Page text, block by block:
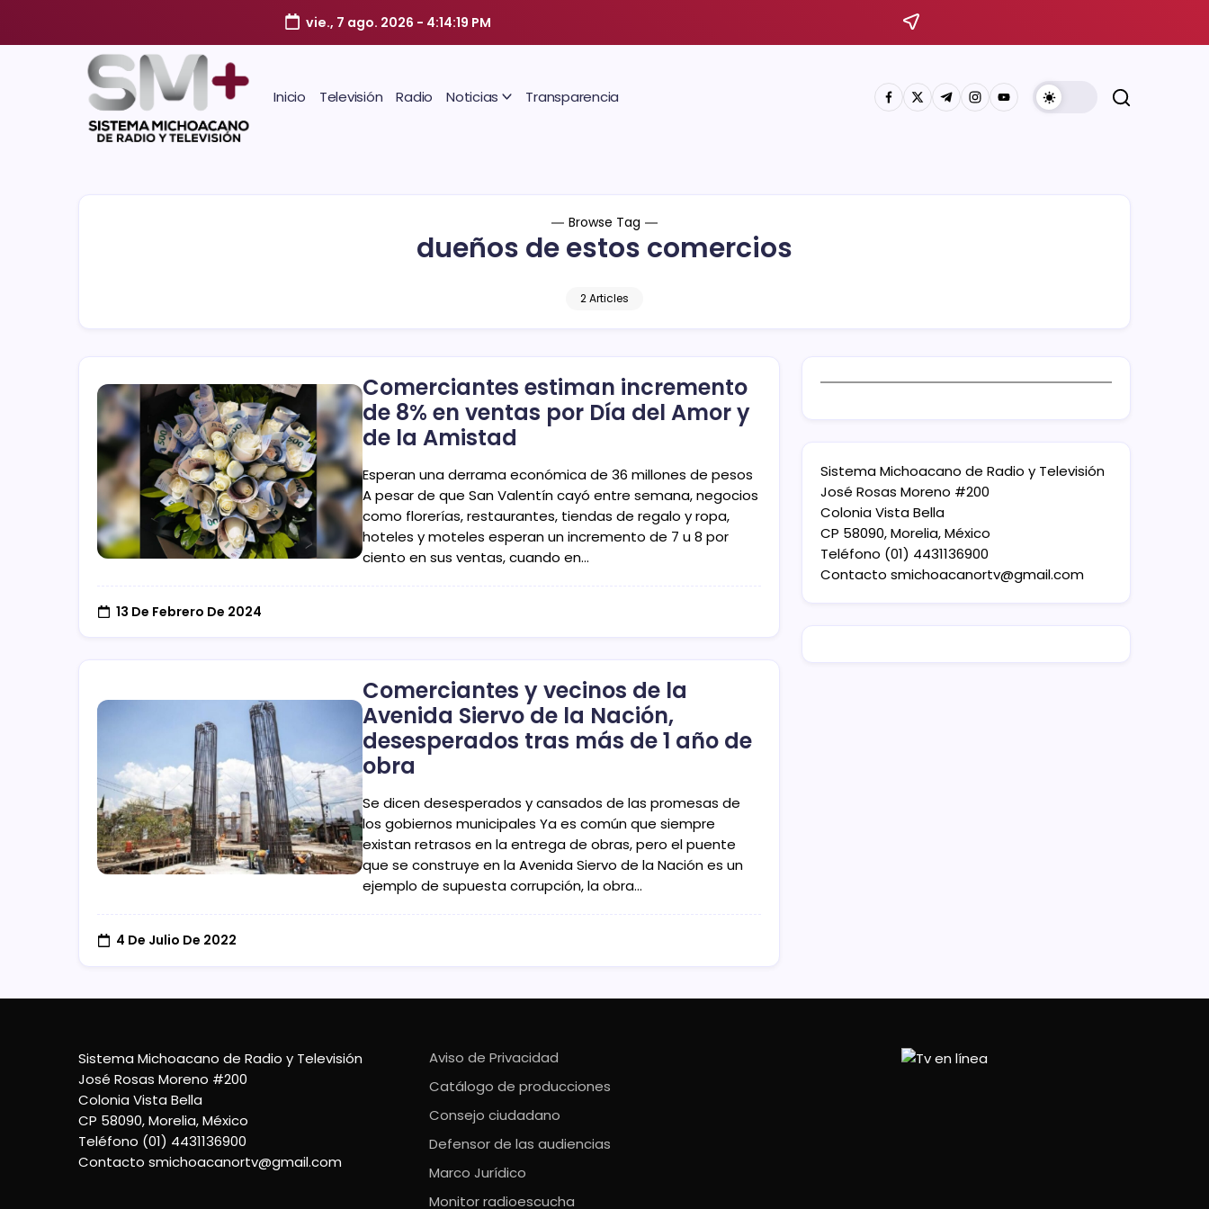
vie., 7 ago. 2026 - 4:14:19 PM
Inicio Televisión Radio Noticias Transparencia
Browse Tag
dueños de estos comercios
2 Articles
Comerciantes estiman incremento
de 8% en ventas por Día del Amor y
de la Amistad
Esperan una derrama económica de 36 millones de pesos
A pesar de que San Valentín cayó entre semana, negocios
como florerías, restaurantes, tiendas de regalo y ropa,
hoteles y moteles esperan un incremento de 7 u 8 por
ciento en sus ventas, cuando en…
13 De Febrero De 2024
Comerciantes y vecinos de la
Avenida Siervo de la Nación,
desesperados tras más de 1 año de
obra
Se dicen desesperados y cansados de las promesas de
los gobiernos municipales Ya es común que siempre
existan retrasos en la entrega de obras, pero el puente
que se construye en la Avenida Siervo de la Nación es un
ejemplo de supuesta corrupción, la obra…
4 De Julio De 2022
Sistema Michoacano de Radio y Televisión
José Rosas Moreno #200
Colonia Vista Bella
CP 58090, Morelia, México
Teléfono (01) 4431136900
Contacto smichoacanortv@gmail.com
Sistema Michoacano de Radio y Televisión
José Rosas Moreno #200
Colonia Vista Bella
CP 58090, Morelia, México
Teléfono (01) 4431136900
Contacto smichoacanortv@gmail.com
Aviso de Privacidad
Catálogo de producciones
Consejo ciudadano
Defensor de las audiencias
Marco Jurídico
Monitor radioescucha